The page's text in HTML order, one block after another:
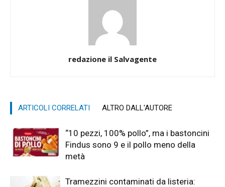
redazione il Salvagente
ARTICOLI CORRELATI ALTRO DALL'AUTORE
“10 pezzi, 100% pollo”, ma i bastoncini
Findus sono 9 e il pollo meno della
metà
Tramezzini contaminati da listeria: